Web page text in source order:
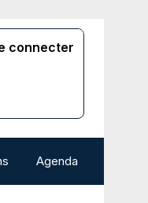
connecter
Agenda